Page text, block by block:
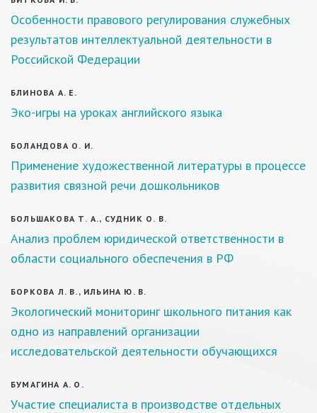
Особенности правового регулирования служебных
результатов интеллектуальной деятельности в
Российской Федерации
БЛИНОВА А. Е.
Эко-игры на уроках английского языка
БОЛАНДОВА О. И.
Применение художественной литературы в процессе
развития связной речи дошкольников
БОЛЬШАКОВА Т. А., СУДНИК О. В.
Анализ проблем юридической ответственности в
области социального обеспечения в РФ
БОРКОВА Л. В., ИЛЬИНА Ю. В.
Экологический мониторинг школьного питания как
одно из направлений организации
исследовательской деятельности обучающихся
БУМАГИНА А. О.
Участие специалиста в производстве отдельных